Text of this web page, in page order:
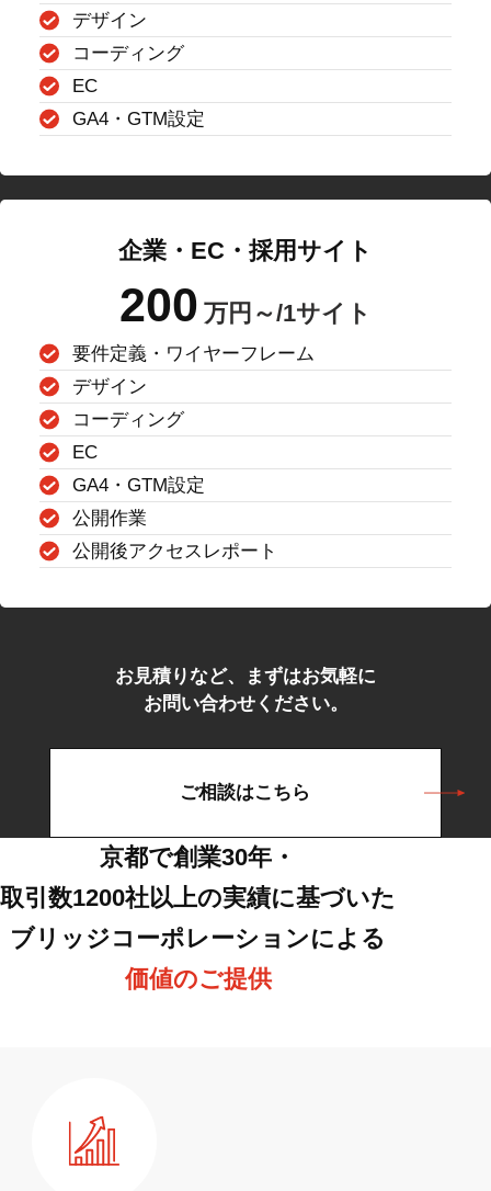
デザイン
コーディング
EC
GA4・GTM設定
企業・EC・採用サイト
200 万円～/1サイト
要件定義・ワイヤーフレーム
デザイン
コーディング
EC
GA4・GTM設定
公開作業
公開後アクセスレポート
お見積りなど、まずはお気軽に
お問い合わせください。
ご相談はこちら
京都で創業30年・
取引数1200社以上の実績に基づいた
ブリッジコーポレーションによる
価値のご提供